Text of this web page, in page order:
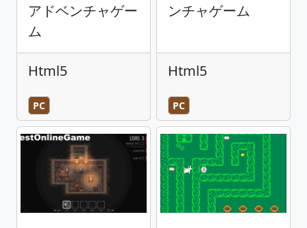
アドベンチャゲー
ム
Html5
PC
ンチャゲーム
Html5
PC